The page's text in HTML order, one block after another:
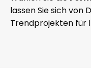
lassen Sie sich von
Trendprojekten für